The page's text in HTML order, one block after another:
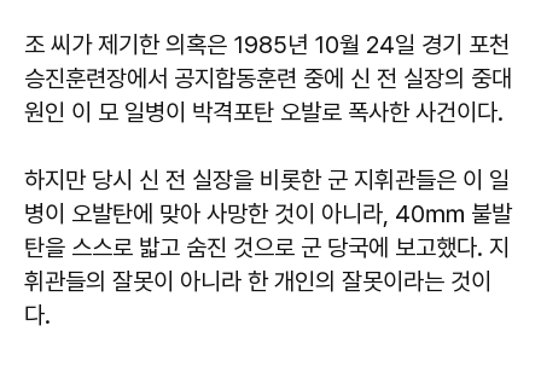
조 씨가 제기한 의혹은 1985년 10월 24일 경기 포천
승진훈련장에서 공지합동훈련 중에 신 전 실장의 중대
원인 이 모 일병이 박격포탄 오발로 폭사한 사건이다.
하지만 당시 신 전 실장을 비롯한 군 지휘관들은 이 일
병이 오발탄에 맞아 사망한 것이 아니라, 40㎜ 불발
탄을 스스로 밟고 숨진 것으로 군 당국에 보고했다. 지
휘관들의 잘못이 아니라 한 개인의 잘못이라는 것이
다.